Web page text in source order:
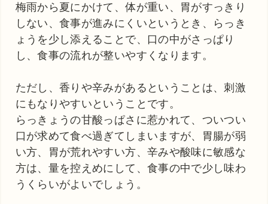
梅雨から夏にかけて、体が重い、胃がすっきり
しない、食事が進みにくいというとき、らっき
ょうを少し添えることで、口の中がさっぱり
し、食事の流れが整いやすくなります。
ただし、香りや辛みがあるということは、刺激
にもなりやすいということです。
らっきょうの甘酸っぱさに惹かれて、ついつい
口が求めて食べ過ぎてしまいますが、胃腸が弱
い方、胃が荒れやすい方、辛みや酸味に敏感な
方は、量を控えめにして、食事の中で少し味わ
うくらいがよいでしょう。